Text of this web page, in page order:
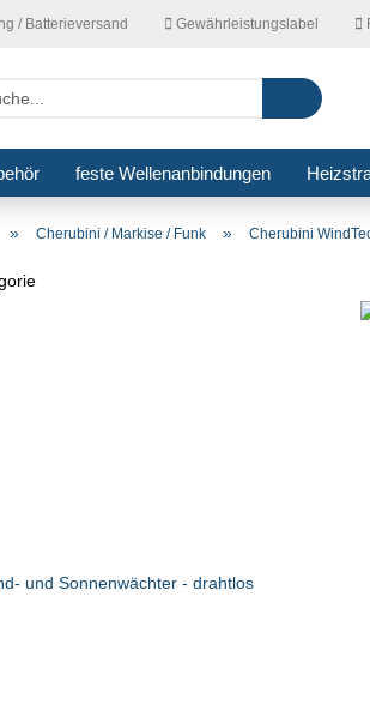
/ Batterieversand Gewährleistungslabel
feste Wellenanbindungen
» Cherubini / Markise / Funk » Cherubini